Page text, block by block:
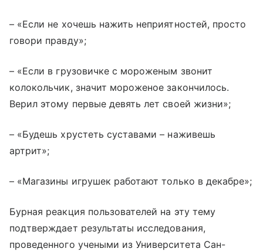
– «Если не хочешь нажить неприятностей, просто
говори правду»;
– «Если в грузовичке с мороженым звонит
колокольчик, значит мороженое закончилось.
Верил этому первые девять лет своей жизни»;
– «Будешь хрустеть суставами – наживешь
артрит»;
– «Магазины игрушек работают только в декабре»;
Бурная реакция пользователей на эту тему
подтверждает результаты исследования,
проведенного учеными из Университета Сан-